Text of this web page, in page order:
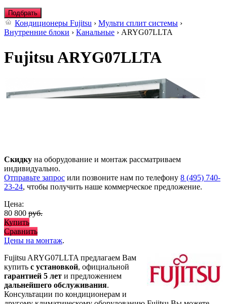
Подбрать
Кондиционеры Fujitsu › Мульти сплит системы ›
Внутренние блоки › Канальные › ARYG07LLTA
Fujitsu ARYG07LLTA
Скидку на оборудование и монтаж рассматриваем
индивидуально.
Отправьте запрос или позвоните нам по телефону 8 (495) 740-
23-24, чтобы получить наше коммерческое предложение.
Цена:
80 800 руб.
Купить
Сравнить
Цены на монтаж.
Fujitsu ARYG07LLTA предлагаем Вам
купить с установкой, официальной
гарантией 5 лет и предложением
дальнейшего обслуживания.
Консультации по кондиционерам и